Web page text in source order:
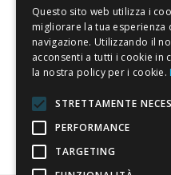
La nostra
Il risparmio che fa
Il nostro manifesto
Il blog
Perché fidarti
Vendi con noi
Questo sito web utilizza i
migliorare la tua esperienza
navigazione. Utilizzando il
acconsenti a tutti i cookie in
la nostra policy per i cookie.
STRETTAMENTE
PERFORMANCE
TARGETING